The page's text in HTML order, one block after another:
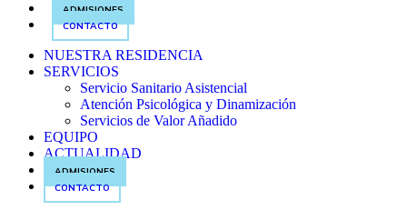
ADMISIONES
CONTACTO
NUESTRA RESIDENCIA
SERVICIOS
Servicio Sanitario Asistencial
Atención Psicológica y Dinamización
Servicios de Valor Añadido
EQUIPO
ACTUALIDAD
ADMISIONES
CONTACTO